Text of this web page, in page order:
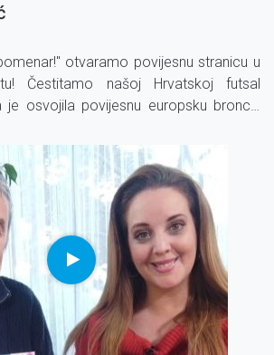
otvaramo povijesnu stranicu u
Čestitamo našoj Hrvatskoj futsal
osvojila povijesnu europsku broncu,